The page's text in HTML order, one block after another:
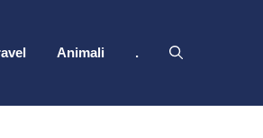
Animali .